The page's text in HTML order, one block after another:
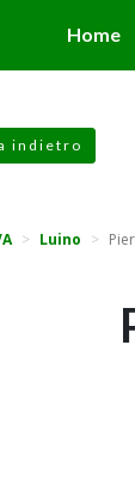
Home
indietro
Luino
in altra